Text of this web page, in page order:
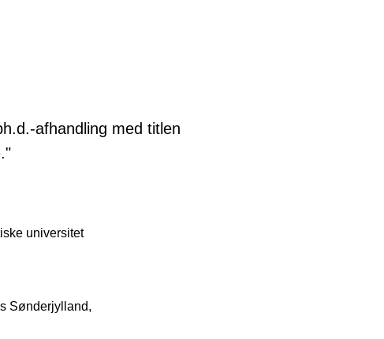
afhandling med titlen
universitet
Sønderjylland,